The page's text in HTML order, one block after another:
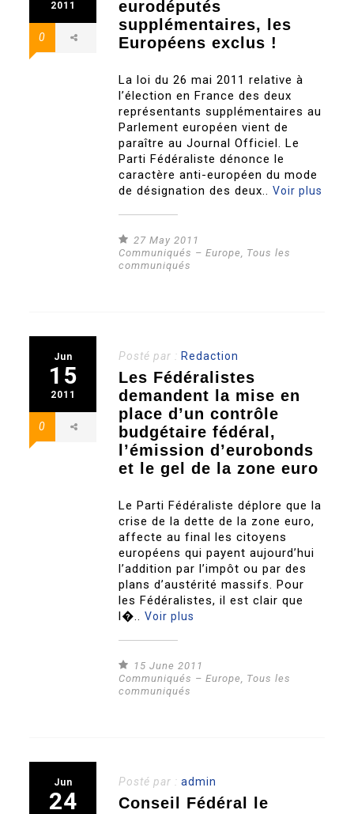
2011
0
eurodéputés
supplémentaires, les
Européens exclus !
La loi du 26 mai 2011 relative à
l’élection en France des deux
représentants supplémentaires au
Parlement européen vient de
paraître au Journal Officiel. Le
Parti Fédéraliste dénonce le
caractère anti-européen du mode
de désignation des deux..Voir plus
27 May 2011
Communiqués – Europe, Tous les
communiqués
Jun
15
2011
0
Posté par : Redaction
Les Fédéralistes
demandent la mise en
place d’un contrôle
budgétaire fédéral,
l’émission d’eurobonds
et le gel de la zone euro
Le Parti Fédéraliste déplore que la
crise de la dette de la zone euro,
affecte au final les citoyens
européens qui payent aujourd’hui
l’addition par l’impôt ou par des
plans d’austérité massifs. Pour
les Fédéralistes, il est clair que
l�..Voir plus
15 June 2011
Communiqués – Europe, Tous les
communiqués
Jun
24
Posté par :admin
Conseil Fédéral le